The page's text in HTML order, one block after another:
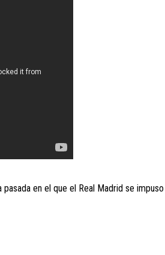
en el que el Real Madrid se